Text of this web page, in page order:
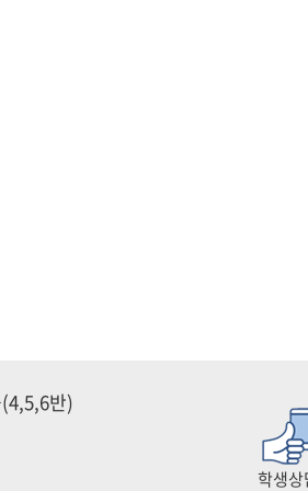
반)
학생상